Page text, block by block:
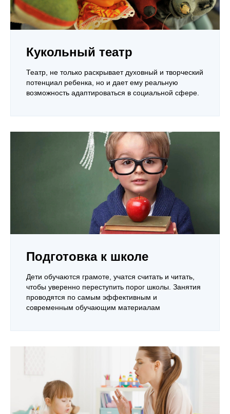
Кукольный театр
Театр, не только раскрывает духовный и творческий
потенциал ребенка, но и дает ему реальную
возможность адаптироваться в социальной сфере.
Подготовка к школе
Дети обучаются грамоте, учатся считать и читать,
чтобы уверенно переступить порог школы. Занятия
проводятся по самым эффективным и
современным обучающим материалам